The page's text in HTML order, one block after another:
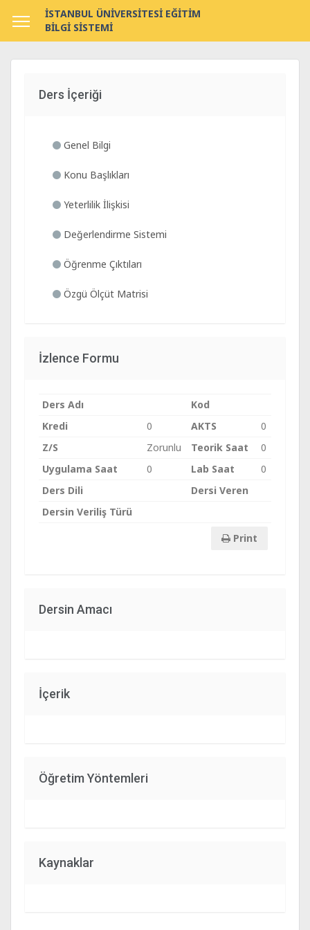
İSTANBUL ÜNİVERSİTESİ EĞİTİM
BİLGİ SİSTEMİ
Ders İçeriği
Genel Bilgi
Konu Başlıkları
Yeterlilik İlişkisi
Değerlendirme Sistemi
Öğrenme Çıktıları
Özgü Ölçüt Matrisi
İzlence Formu
Ders Adı
Kod
Kredi
0 AKTS
0
Z/S
Zorunlu Teorik Saat
0
Uygulama Saat
0 Lab Saat
0
Ders Dili
Dersi Veren
Dersin Veriliş Türü
Print
Dersin Amacı
İçerik
Öğretim Yöntemleri
Kaynaklar